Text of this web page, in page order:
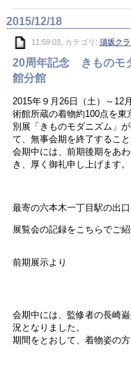
2015/12/18
11:59:03, カテゴリ: 須坂ク
20周年記念 きもの
館分館
2015年９月26日（土）～12
術館所蔵の着物約100点を
別展「きものモダニズム」
て、無事会期を終了すること
会期中には、前期後期をあ
き、厚く御礼申し上げます。
最寄の六本木一丁目駅の出
展覧会の記録をこちらでご紹
前期展示より
会期中には、監修者の長崎
況となりました。
期間をとおして、着物姿の